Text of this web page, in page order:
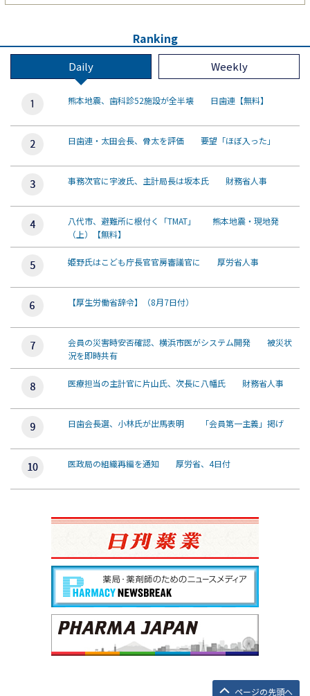
Ranking
Daily Weekly
熊本地震、歯科診52施設が全半壊 日歯連【無料】
日歯連・太田会長、骨太を評価 要望「ほぼ入った」
事務次官に宇波氏、主計局長は坂本氏 財務省人事
八代市、避難所に根付く「TMAT」 熊本地震・現地発
（上）【無料】
姫野氏はこども庁長官官房審議官に 厚労省人事
【厚生労働省辞令】（8月7日付）
会員の災害時安否確認、横浜市医がシステム開発 被災状
況を即時共有
医療担当の主計官に片山氏、次長に八幡氏 財務省人事
日歯会長選、小林氏が出馬表明 「会員第一主義」掲げ
医政局の組織再編を通知 厚労省、4日付
ページの先頭へ